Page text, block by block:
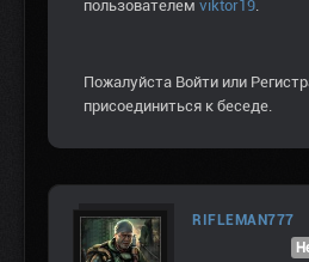
пользователем viktor19.
Пожалуйста Войти или
присоединиться к беседе.
RIFLEMAN777